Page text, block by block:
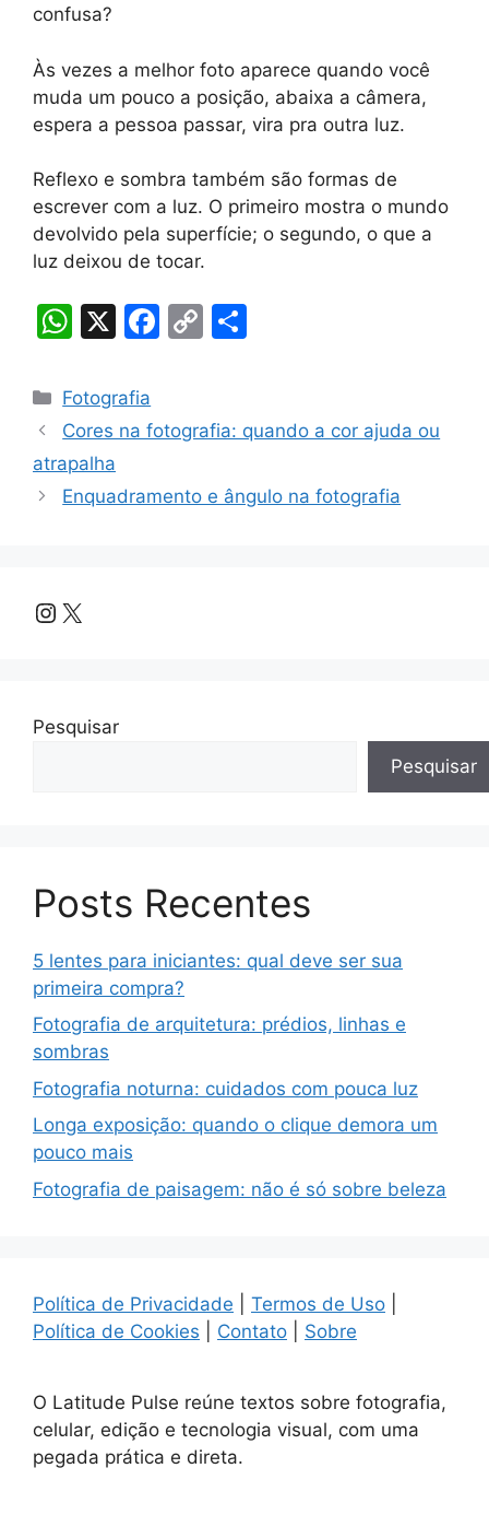
confusa?
Às vezes a melhor foto aparece quando você
muda um pouco a posição, abaixa a câmera,
espera a pessoa passar, vira pra outra luz.
Reflexo e sombra também são formas de
escrever com a luz. O primeiro mostra o mundo
devolvido pela superfície; o segundo, o que a
luz deixou de tocar.
W
at
s
A
p
X
F
e
o
C
y
n
e
Categorias
Fotografia
Cores na fotografia: quando a cor ajuda ou
atrapalha
Enquadramento e ângulo na fotografia
Instagram
X
Pesquisar
Pesquisar
Posts Recentes
5 lentes para iniciantes: qual deve ser sua
primeira compra?
Fotografia de arquitetura: prédios, linhas e
sombras
Fotografia noturna: cuidados com pouca luz
Longa exposição: quando o clique demora um
pouco mais
Fotografia de paisagem: não é só sobre beleza
Política de Privacidade Termos de Uso
Política de Cookies
Contato Sobre
O Latitude Pulse reúne textos sobre fotografia,
celular, edição e tecnologia visual, com uma
pegada prática e direta.